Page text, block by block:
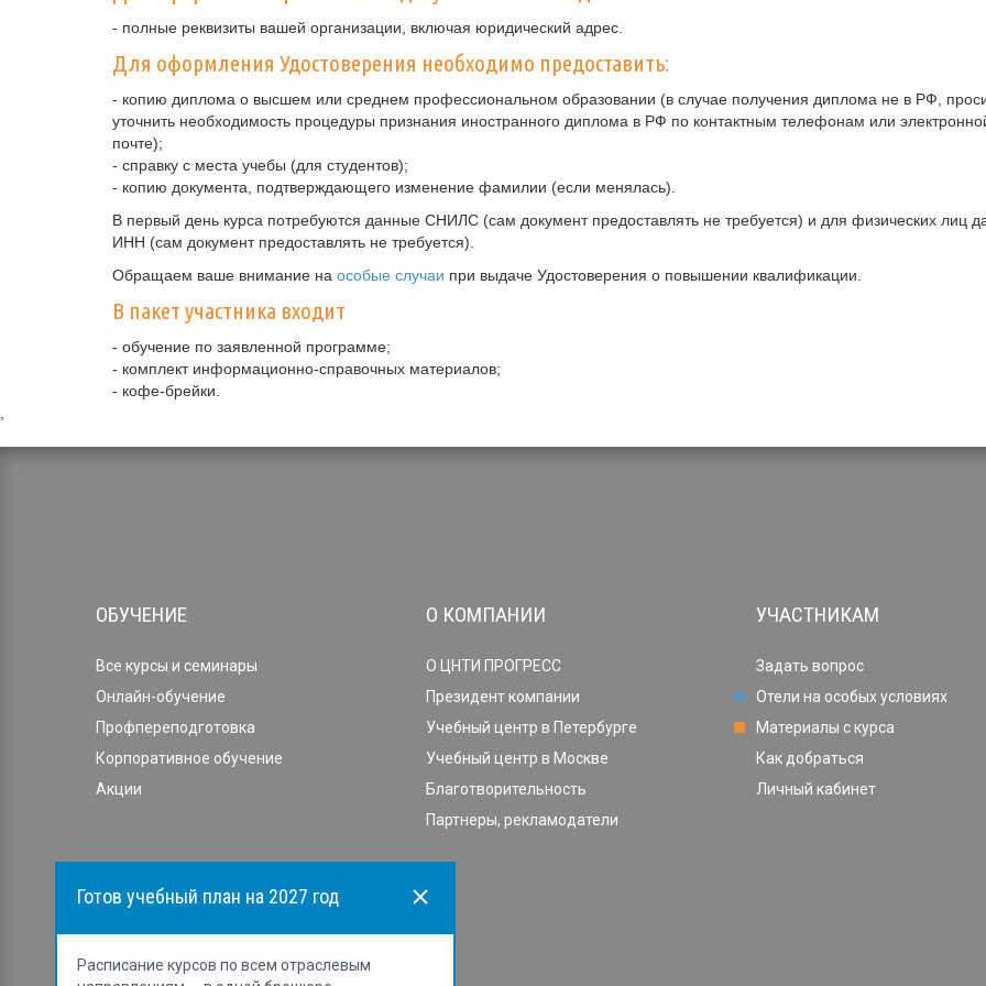
Готов учебный план на 2027 год
Расписание курсов по всем отраслевым
- полные реквизиты вашей организации, включая юридический адрес.
Для оформления Удостоверения необходимо предоставить:
- копию диплома о высшем или среднем профессиональном образовании (в случае получения диплома не в РФ,
уточнить необходимость процедуры признания иностранного диплома в РФ по контактным телефонам или
почте);
- справку с места учебы (для студентов);
- копию документа, подтверждающего изменение фамилии (если менялась).
В первый день курса потребуются данные СНИЛС (сам документ предоставлять не требуется) и для физических лиц
ИНН (сам документ предоставлять не требуется).
Обращаем ваше внимание на особые случаи при выдаче Удостоверения о повышении квалификации.
В пакет участника входит
- обучение по заявленной программе;
- комплект информационно-справочных материалов;
- кофе-брейки.
ОБУЧЕНИЕ
Все курсы и семинары
Онлайн-обучение
Профпереподготовка
Корпоративное обучение
Акции
О КОМПАНИИ
О ЦНТИ ПРОГРЕСС
Президент компании
Учебный центр в Петербурге
Учебный центр в Москве
Благотворительность
Партнеры, рекламодатели
УЧАСТНИКАМ
Задать вопрос
Отели на особых условиях
Материалы с курса
Как добраться
Личный кабинет